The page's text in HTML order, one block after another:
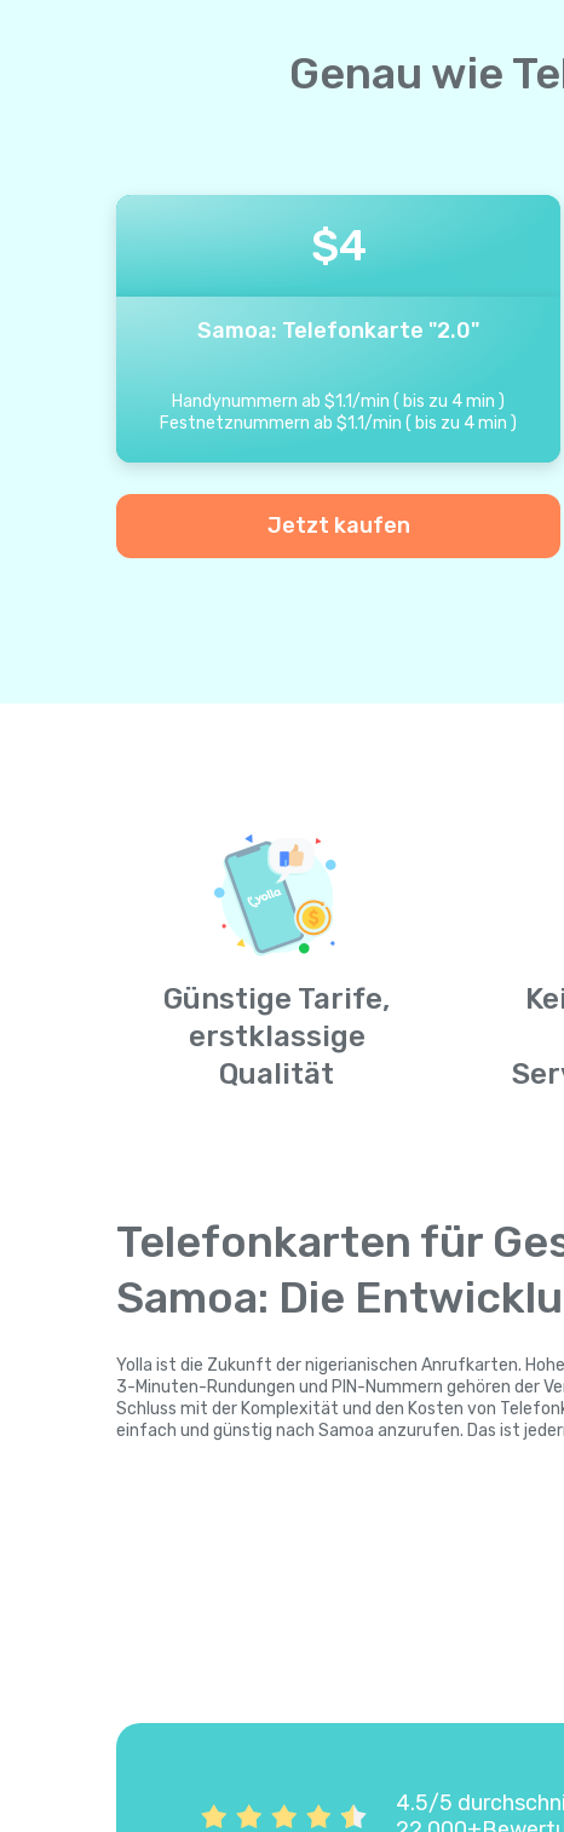
Genau wie
$4
Samoa: Telefonkarte "2.0"
Handynummern ab $1.1/min ( bis zu 4min )
Festnetznummern ab $1.1/min ( bis zu 4min )
Jetzt kaufen
Günstige Tarife,
erstklassige
Qualität
Telefonkarten für
Samoa: Die
Yolla ist die Zukunft der nigerianischen Anrufkarten.
3-Minuten-Rundungen und PIN-Nummern gehören der
Schluss mit der Komplexität und den Kosten von
einfach und günstig nach Samoa anzurufen. Das ist
4.5/5